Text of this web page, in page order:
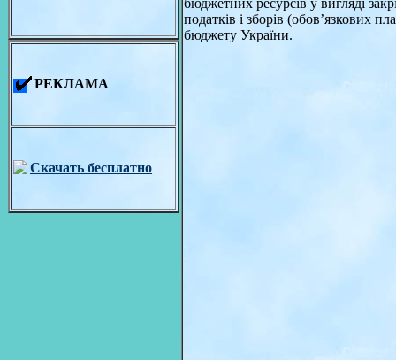
РЕКЛАМА
Скачать бесплатно
бюджетних ресурсів у вигляді
податків і зборів (обов’язкових
бюджету України.